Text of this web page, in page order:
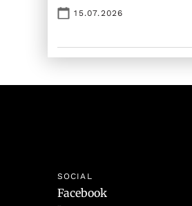
15.07.2026
SOCIAL
Facebook